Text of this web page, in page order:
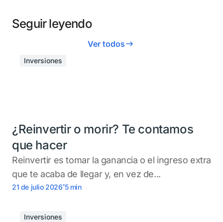
Seguir leyendo
Ver todos
Inversiones
¿Reinvertir o morir? Te contamos
que hacer
Reinvertir es tomar la ganancia o el ingreso extra
que te acaba de llegar y, en vez de...
21 de julio 2026.5 min
Inversiones